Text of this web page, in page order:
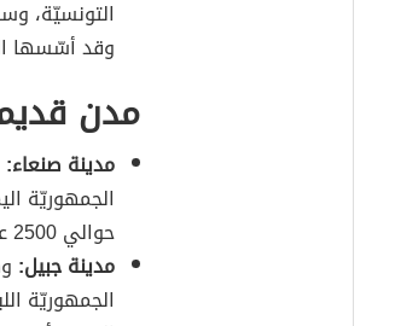
وقد أسّسها
مدن
مدينة صنعاء:
الجمهوريّة
حوالي 2500 عام.
مدينة جبيل:
الجمهوريّة